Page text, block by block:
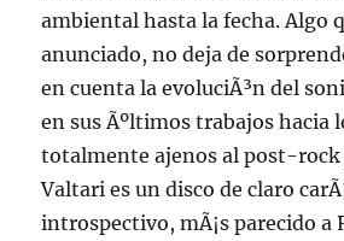
ambiental hasta la fecha. Algo
anunciado, no deja de
en cuenta la evoluciÃ³n del
en sus Ãºltimos trabajos hacia
totalmente ajenos al post-rock
Valtari es un disco de claro
introspectivo, mÃ¡s parecido a